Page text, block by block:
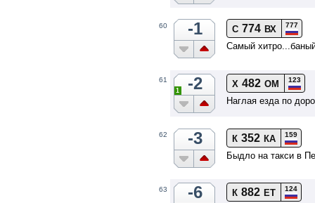
60 -1 С 774 ВХ 777
Самый
61 -2
1
Х 482 ОМ 123
Наглая езда по
62 -3 К 352 КА 159
Быдло на такси в
63 -6 К 882 ЕТ 124